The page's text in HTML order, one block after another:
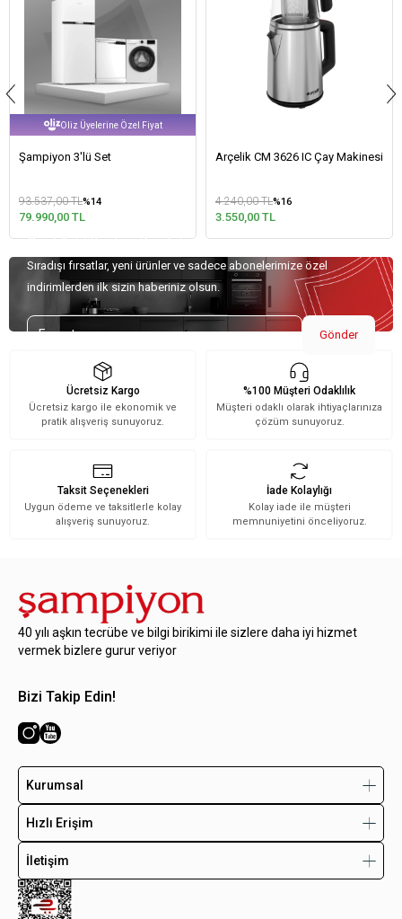
Oliz Üyelerine Özel Fiyat
Şampiyon 3'lü Set
93.537,00 TL%14
79.990,00 TL
Arçelik CM 3626 IC Çay Makinesi
4.240,00 TL%16
3.550,00 TL
Özel Teklifler İçin Kaydolun!
Sıradışı fırsatlar, yeni ürünler ve sadece abonelerimize özel
indirimlerden ilk sizin haberiniz olsun.
Gönder
Ücretsiz Kargo
Ücretsiz kargo ile ekonomik ve
pratik alışveriş sunuyoruz.
%100 Müşteri Odaklılık
Müşteri odaklı olarak ihtiyaçlarınıza
çözüm sunuyoruz.
Taksit Seçenekleri
Uygun ödeme ve taksitlerle kolay
alışveriş sunuyoruz.
İade Kolaylığı
Kolay iade ile müşteri
memnuniyetini önceliyoruz.
40 yılı aşkın tecrübe ve bilgi birikimi ile sizlere daha iyi hizmet
vermek bizlere gurur veriyor
Bizi Takip Edin!
Kurumsal
Hızlı Erişim
İletişim